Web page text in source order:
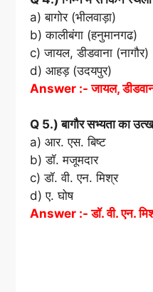
a) बागोर (भीलवाड़ा)
b) कालीबंगा (हनुमानगढ)
c) जायल, डीडवाना (नागौर)
d) आहड़ (उदयपुर)
Answer :- जायल,
Q 5.) बागौर सभ्यता का
a) आर. एस. बिष्ट
b) डॉ. मजूमदार
c) डॉ. वी. एन. मिश्र
d) ए. घोष
Answer :- डॉ. वी. एन.